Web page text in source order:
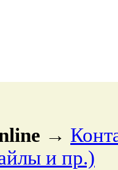
→
и пр.)